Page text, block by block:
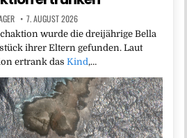
7. AUGUST 2026
wurde die dreijährige Bella
ihrer Eltern gefunden. Laut
ertrank das Kind,…